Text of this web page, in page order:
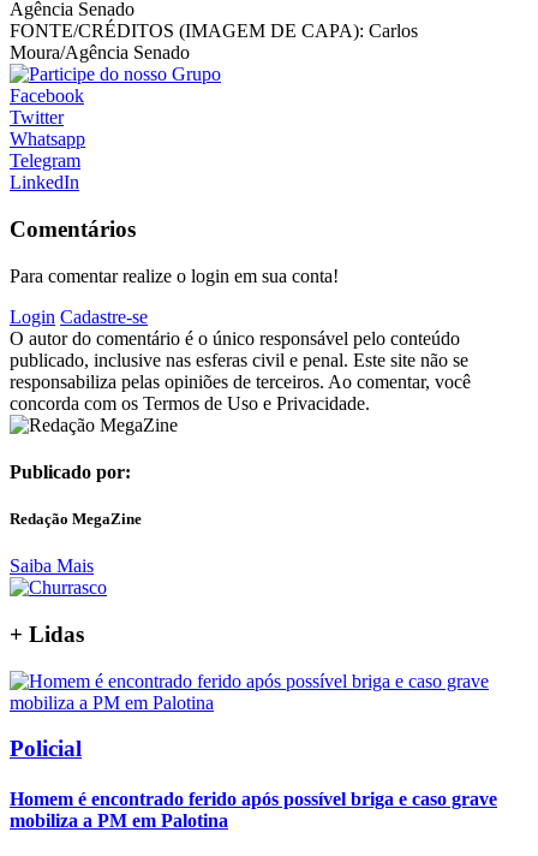
Agência Senado
FONTE/CRÉDITOS (IMAGEM DE CAPA): Carlos
Moura/Agência Senado
Facebook
Twitter
Whatsapp
Telegram
LinkedIn
Comentários
Para comentar realize o login em sua conta!
Login Cadastre-se
O autor do comentário é o único responsável pelo conteúdo
publicado, inclusive nas esferas civil e penal. Este site não se
responsabiliza pelas opiniões de terceiros. Ao comentar, você
concorda com os Termos de Uso e Privacidade.
Publicado por:
Redação MegaZine
Saiba Mais
+ Lidas
Policial
Homem é encontrado ferido após possível briga e caso grave
mobiliza a PM em Palotina